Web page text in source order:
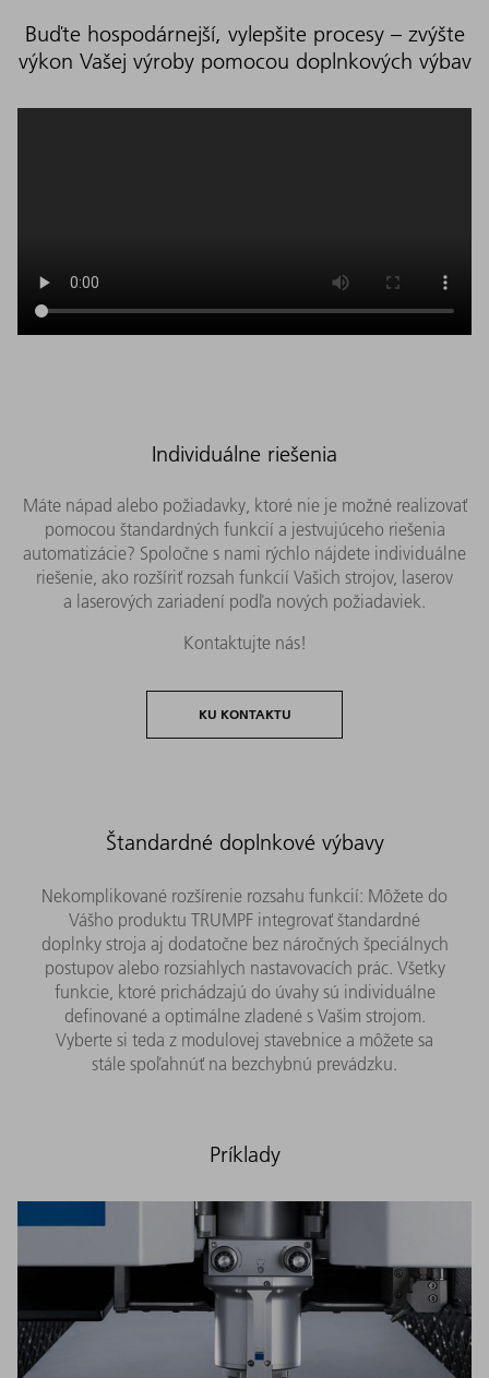
Buďte hospodárnejší, vylepšite procesy – zvýšte
výkon Vašej výroby pomocou doplnkových výbav
Individuálne riešenia
Máte nápad alebo požiadavky, ktoré nie je možné realizovať
pomocou štandardných funkcií a jestvujúceho riešenia
automatizácie? Spoločne s nami rýchlo nájdete individuálne
riešenie, ako rozšíriť rozsah funkcií Vašich strojov, laserov
a laserových zariadení podľa nových požiadaviek.
Kontaktujte nás!
KU KONTAKTU
Štandardné doplnkové výbavy
Nekomplikované rozšírenie rozsahu funkcií: Môžete do
Vášho produktu TRUMPF integrovať štandardné
doplnky stroja aj dodatočne bez náročných špeciálnych
postupov alebo rozsiahlych nastavovacích prác. Všetky
funkcie, ktoré prichádzajú do úvahy sú individuálne
definované a optimálne zladené s Vašim strojom.
Vyberte si teda z modulovej stavebnice a môžete sa
stále spoľahnúť na bezchybnú prevádzku.
Príklady